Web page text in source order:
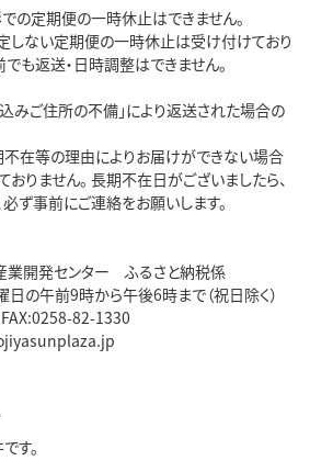
定期便の一時休止はできません。
しない定期便の一時休止は受け付けており
も返送・日時調整はできません。
込みご住所の不備」により返送された場合の
不在等の理由によりお届けができない場合
りません。 長期不在日がございましたら、
ず事前にご連絡をお願いします。
業開発センター ふるさと納税係
の午前9時から午後6時まで（祝日除く）
82-1330
す。